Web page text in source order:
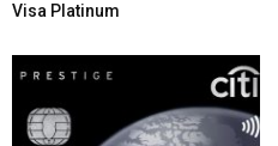
Visa Platinum